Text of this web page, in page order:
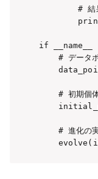
# 結
if __name__
# データ
# 初期個
# 進化の